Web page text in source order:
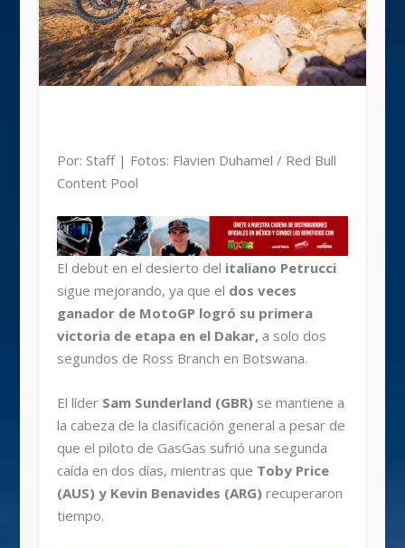
Por: Staff | Fotos: Flavien Duhamel / Red Bull
Content Pool
El debut en el desierto del italiano Petrucci
sigue mejorando, ya que el dos veces
ganador de MotoGP logró su primera
victoria de etapa en el Dakar,a solo dos
segundos de Ross Branch en Botswana.
El líder Sam Sunderland (GBR)se mantiene a
la cabeza de la clasificación general a pesar de
que el piloto de GasGas sufrió una segunda
caída en dos días, mientras que Toby Price
(AUS) y Kevin Benavides (ARG)recuperaron
tiempo.